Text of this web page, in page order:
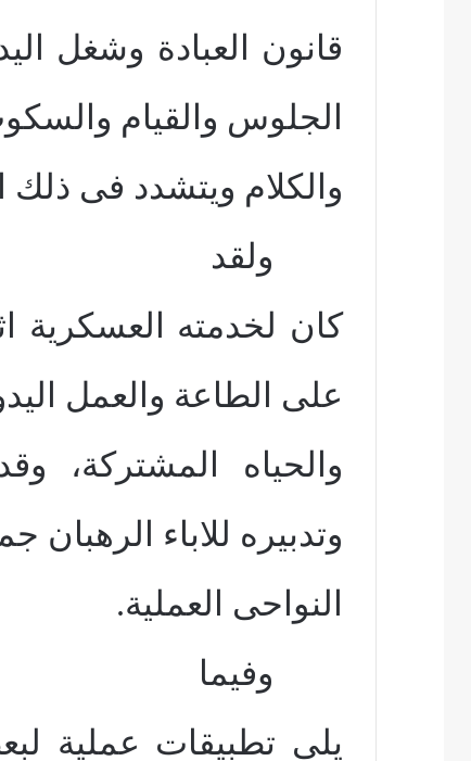
قانون العبادة وشغل
الجلوس والقيام
والكلام ويتشدد فى ذلك
ولقد
كان لخدمته العسكرية
على الطاعة والعمل
والحياه المشتركة،
وتدبيره للاباء الرهبان
النواحى العملية.
وفيما
يلى تطبيقات عملية